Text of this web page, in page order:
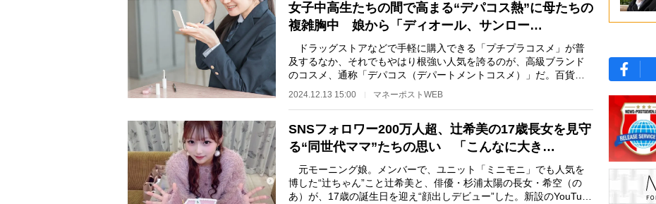
女子中高生たちの間で高まる“デパコス熱”に母たちの
複雑胸中 娘から「ディオール、サンロー…
ドラッグストアなどで手軽に購入できる「プチプラコスメ」が普
及するなか、それでもやはり根強い人気を誇るのが、高級ブランド
のコスメ、通称「デパコス（デパートメントコスメ）」だ。百貨店
2024.12.13 15:00 マネーポストWEB
SNSフォロワー200万人超、辻希美の17歳長女を見守
る“同世代ママ”たちの思い 「こんなに大き…
元モーニング娘。メンバーで、ユニット「ミニモニ」でも人気を
博した“辻ちゃん”こと辻希美と、俳優・杉浦太陽の長女・希空（の
あ）が、17歳の誕生日を迎え“顔出しデビュー”した。新設のYouTube